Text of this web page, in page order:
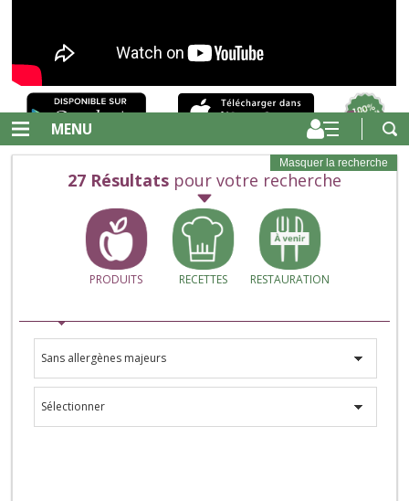
MENU
Masquer la recherche
27 Résultatspour votre recherche
PRODUITS RECETTES RESTAURATION
Sans allergènes majeurs
Sélectionner